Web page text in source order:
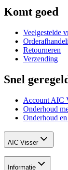
Komt goed
Veelgestelde
Retourneren
Verzending
Snel
Account AIC
Onderhoud
Onderhoud
AIC Visser
Informatie